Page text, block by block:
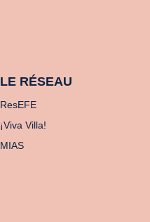
LE RÉSEAU
ResEFE
¡Viva Villa!
MIAS